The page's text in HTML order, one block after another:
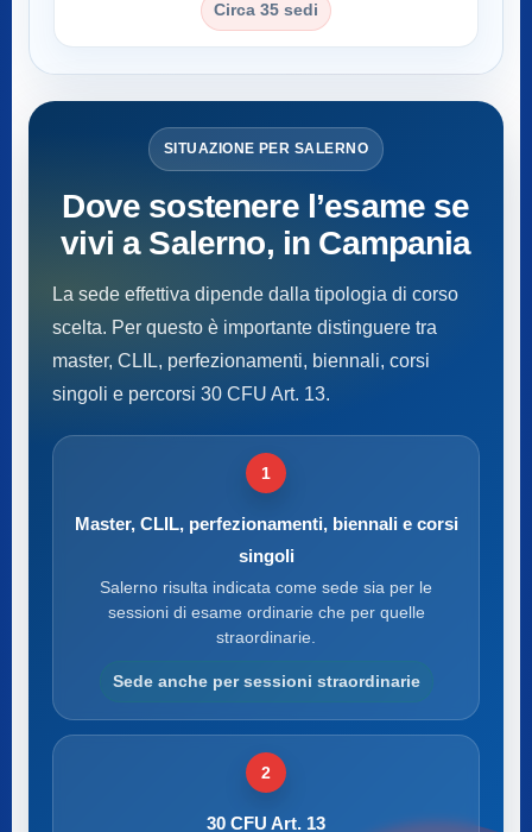
Circa 35 sedi
SITUAZIONE PER SALERNO
Dove sostenere l’esame se
vivi a Salerno, in Campania
La sede effettiva dipende dalla tipologia di corso
scelta. Per questo è importante distinguere tra
master, CLIL, perfezionamenti, biennali, corsi
singoli e percorsi 30 CFU Art. 13.
1
Master, CLIL, perfezionamenti, biennali e corsi
singoli
Salerno risulta indicata come sede sia per le
sessioni di esame ordinarie che per quelle
straordinarie.
Sede anche per sessioni straordinarie
2
30 CFU Art. 13